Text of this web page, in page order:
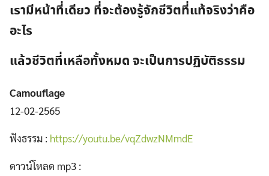
เรามีหน้าที่เดียว ที่จะต้องรู้จักชีวิตที่แท้จริงว่าคือ
อะไร
แล้วชีวิตที่เหลือทั้งหมด จะเป็นการปฏิบัติธรรม
Camouflage
12-02-2565
ฟังธรรม : https://youtu.be/vqZdwzNMmdE
ดาวน์โหลด mp3 :